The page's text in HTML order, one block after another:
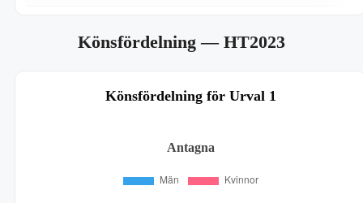
Könsfördelning— HT2023
Könsfördelning för Urval 1
Antagna